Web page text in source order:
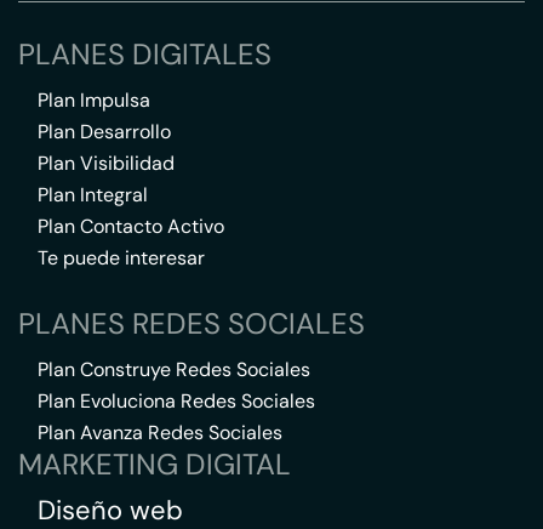
PLANES DIGITALES
Plan Impulsa
Plan Desarrollo
Plan Visibilidad
Plan Integral
Plan Contacto Activo
Te puede interesar
PLANES REDES SOCIALES
Plan Construye Redes Sociales
Plan Evoluciona Redes Sociales
Plan Avanza Redes Sociales
MARKETING DIGITAL
Diseño web